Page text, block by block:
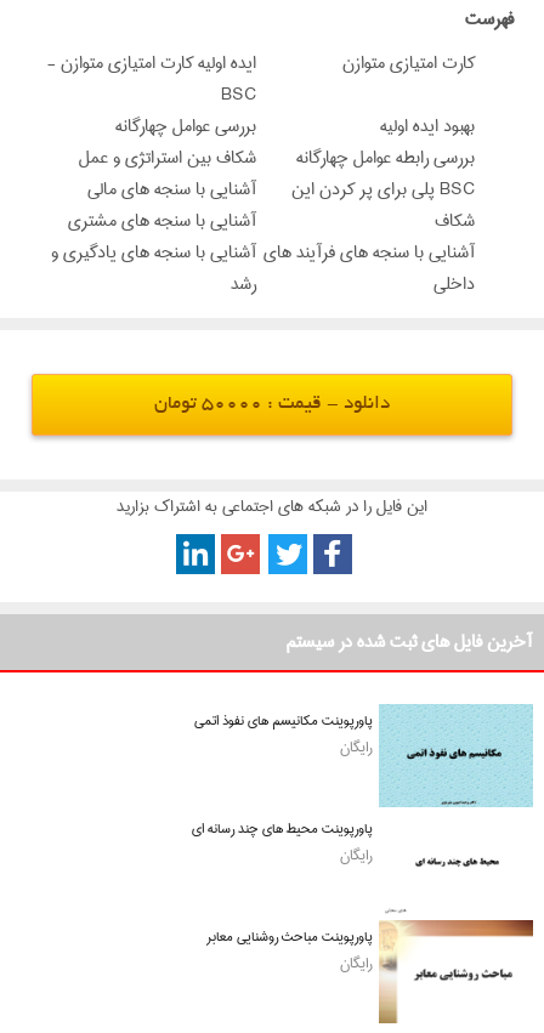
‌فهرست
كارت امتيازي متوازن
ايده اوليه كارت امتيازي متوازن -
BSC
بهبود ايده اوليه
بررسی عوامل چهارگانه
بررسی رابطه عوامل چهارگانه
شكاف بين استراتژي و عمل
BSC پلي براي پر كردن این
شكاف
آشنایی با سنجه های مالی
آشنایی با سنجه های مشتری
آشنایی با سنجه های فرآیند های
داخلی
آشنایی با سنجه های یادگیری و
رشد
دانلود - قیمت : 50000 تومان
این فایل را در شبکه های اجتماعی به اشتراک بزارید
آخرین فایل های ثبت شده در سیستم
پاورپوینت مکانیسم های نفوذ اتمی
رایگان
پاورپوینت محیط های چند رسانه ای
رایگان
پاورپوینت مباحث روشنایی معابر
رایگان